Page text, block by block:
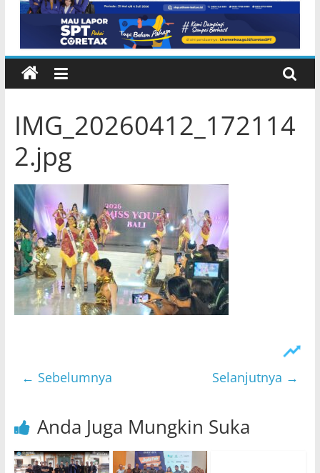
IMG_20260412_172114
2.jpg
← Sebelumnya Selanjutnya →
Anda Juga Mungkin Suka